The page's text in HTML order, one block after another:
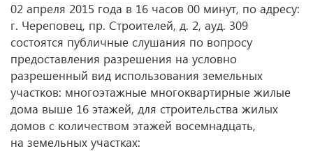
02 апреля 2015 года в 16 часов 00 минут, по адресу:
г. Череповец, пр. Строителей, д. 2, ауд. 309
состоятся публичные слушания по вопросу
предоставления разрешения на условно
разрешенный вид использования земельных
участков: многоэтажные многоквартирные жилые
дома выше 16 этажей, для строительства жилых
домов с количеством этажей восемнадцать,
на земельных участках: